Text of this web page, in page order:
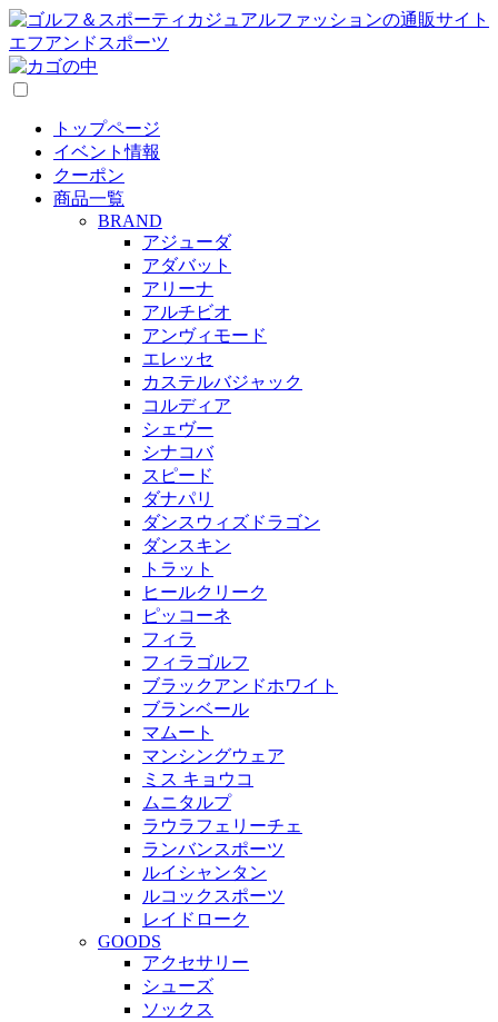
トップページ
イベント情報
クーポン
商品一覧
BRAND
アジューダ
アダバット
アリーナ
アルチビオ
アンヴィモード
エレッセ
カステルバジャック
コルディア
シェヴー
シナコバ
スピード
ダナパリ
ダンスウィズドラゴン
ダンスキン
トラット
ヒールクリーク
ピッコーネ
フィラ
フィラゴルフ
ブラックアンドホワイト
ブランベール
マムート
マンシングウェア
ミス キョウコ
ムニタルプ
ラウラフェリーチェ
ランバンスポーツ
ルイシャンタン
ルコックスポーツ
レイドローク
GOODS
アクセサリー
シューズ
ソックス